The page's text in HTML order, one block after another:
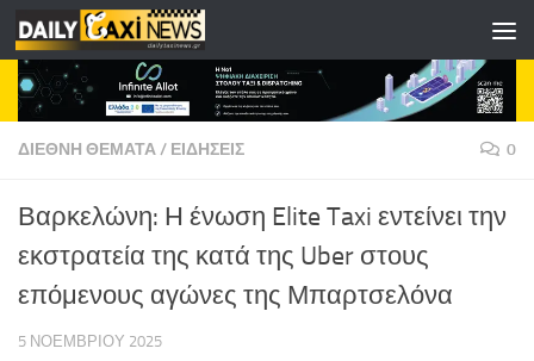
Skip to content
ΔΙΕΘΝΗ ΘΕΜΑΤΑ/ ΕΙΔΗΣΕΙΣ 0
Βαρκελώνη: Η ένωση Elite Taxi εντείνει την
εκστρατεία της κατά της Uber στους
επόμενους αγώνες της Μπαρτσελόνα
5 ΝΟΕΜΒΡΊΟΥ 2025